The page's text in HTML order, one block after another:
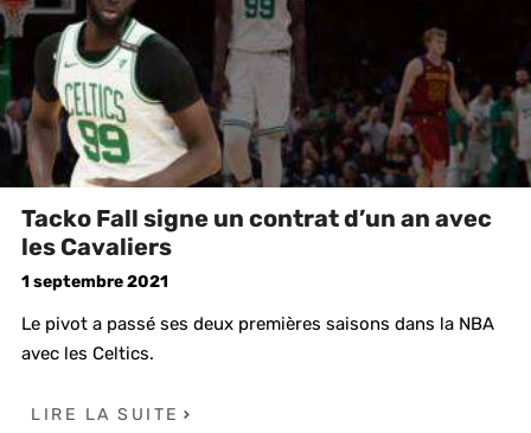
Tacko Fall signe un contrat d’un an avec
les Cavaliers
1 septembre 2021
Le pivot a passé ses deux premières saisons dans la NBA
avec les Celtics.
LIRE LA SUITE